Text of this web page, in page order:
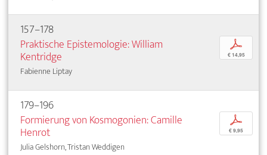
157–178
Praktische Epistemologie: William
Kentridge
Fabienne Liptay
p
€ 14,95
179–196
Formierung von Kosmogonien: Camille
Henrot
Julia Gelshorn, Tristan Weddigen
p
€ 9,95